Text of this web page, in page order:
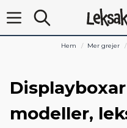
Hem Mer grejer
modeller,